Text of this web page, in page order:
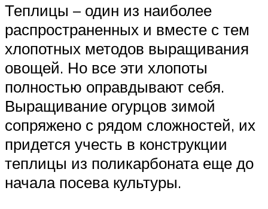
Теплицы – один из наиболее
распространенных и вместе с тем
хлопотных методов выращивания
овощей. Но все эти хлопоты
полностью оправдывают себя.
Выращивание огурцов зимой
сопряжено с рядом сложностей, их
придется учесть в конструкции
теплицы из поликарбоната еще до
начала посева культуры.